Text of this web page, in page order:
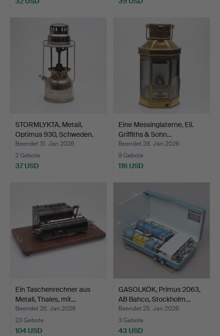
STORMLYKTA, Metall,
Optimus 930, Schweden.
Beendet 31. Jan 2026
2 Gebote
37 USD
Eine Messinglaterne, Eli.
Griffiths & Sohn…
Beendet 28. Jan 2026
9 Gebote
116 USD
Ein Taschenrechner aus
Metall, Thales, mit…
Beendet 26. Jan 2026
23 Gebote
104 USD
GASOLKÖK, Primus 2063,
AB Bahco, Stockholm…
Beendet 25. Jan 2026
3 Gebote
43 USD